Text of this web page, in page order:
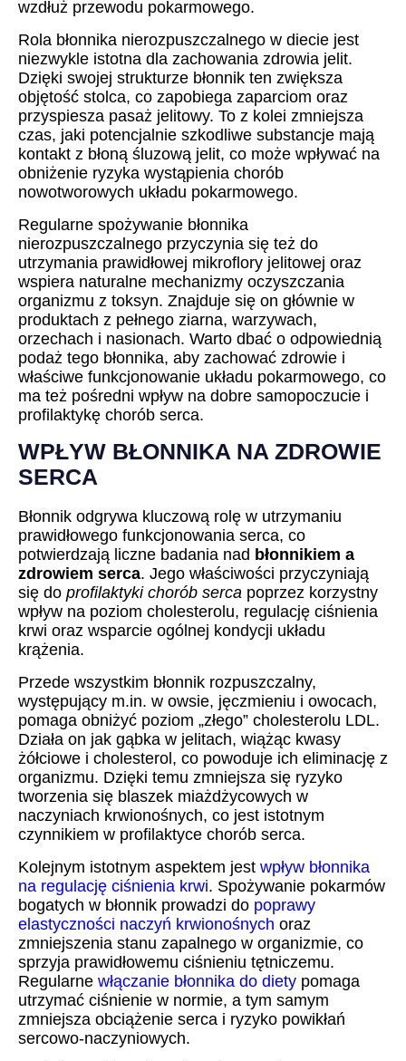
wzdłuż przewodu pokarmowego.
Rola błonnika nierozpuszczalnego w diecie jest
niezwykle istotna dla zachowania zdrowia jelit.
Dzięki swojej strukturze błonnik ten zwiększa
objętość stolca, co zapobiega zaparciom oraz
przyspiesza pasaż jelitowy. To z kolei zmniejsza
czas, jaki potencjalnie szkodliwe substancje mają
kontakt z błoną śluzową jelit, co może wpływać na
obniżenie ryzyka wystąpienia chorób
nowotworowych układu pokarmowego.
Regularne spożywanie błonnika
nierozpuszczalnego przyczynia się też do
utrzymania prawidłowej mikroflory jelitowej oraz
wspiera naturalne mechanizmy oczyszczania
organizmu z toksyn. Znajduje się on głównie w
produktach z pełnego ziarna, warzywach,
orzechach i nasionach. Warto dbać o odpowiednią
podaż tego błonnika, aby zachować zdrowie i
właściwe funkcjonowanie układu pokarmowego, co
ma też pośredni wpływ na dobre samopoczucie i
profilaktykę chorób serca.
WPŁYW BŁONNIKA NA ZDROWIE
SERCA
Błonnik odgrywa kluczową rolę w utrzymaniu
prawidłowego funkcjonowania serca, co
potwierdzają liczne badania nad błonnikiem a
zdrowiem serca. Jego właściwości przyczyniają
się do profilaktyki chorób serca poprzez korzystny
wpływ na poziom cholesterolu, regulację ciśnienia
krwi oraz wsparcie ogólnej kondycji układu
krążenia.
Przede wszystkim błonnik rozpuszczalny,
występujący m.in. w owsie, jęczmieniu i owocach,
pomaga obniżyć poziom „złego” cholesterolu LDL.
Działa on jak gąbka w jelitach, wiążąc kwasy
żółciowe i cholesterol, co powoduje ich eliminację z
organizmu. Dzięki temu zmniejsza się ryzyko
tworzenia się blaszek miażdżycowych w
naczyniach krwionośnych, co jest istotnym
czynnikiem w profilaktyce chorób serca.
Kolejnym istotnym aspektem jest wpływ błonnika
na regulację ciśnienia krwi. Spożywanie pokarmów
bogatych w błonnik prowadzi do poprawy
elastyczności naczyń krwionośnych oraz
zmniejszenia stanu zapalnego w organizmie, co
sprzyja prawidłowemu ciśnieniu tętniczemu.
Regularne włączanie błonnika do diety pomaga
utrzymać ciśnienie w normie, a tym samym
zmniejsza obciążenie serca i ryzyko powikłań
sercowo-naczyniowych.